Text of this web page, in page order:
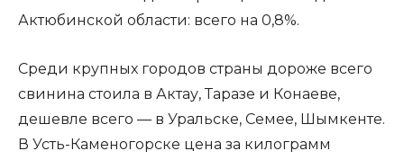
Актюбинской области: всего на 0,8%.
Среди крупных городов страны дороже всего
свинина стоила в Актау, Таразе и Конаеве,
дешевле всего — в Уральске, Семее, Шымкенте.
В Усть-Каменогорске цена за килограмм